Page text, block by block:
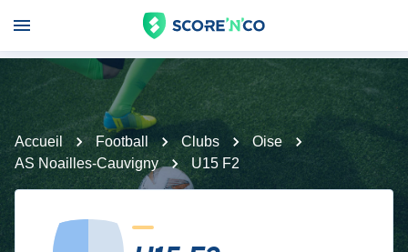
Accueil Football Clubs
Oise
AS Noailles-Cauvigny
U15 F2